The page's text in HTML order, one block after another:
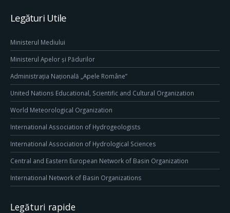
Legături Utile
Ministerul Mediului
Ministerul Apelor și Pădurilor
Administrația Națională „Apele Române”
United Nations Educational, Scientific and Cultural Organization
World Meteorological Organization
International Association of Hydrogeologists
International Association of Hydrological Sciences
Central and Eastern European Network of Basin Organization
International Network of Basin Organizations
Legături rapide